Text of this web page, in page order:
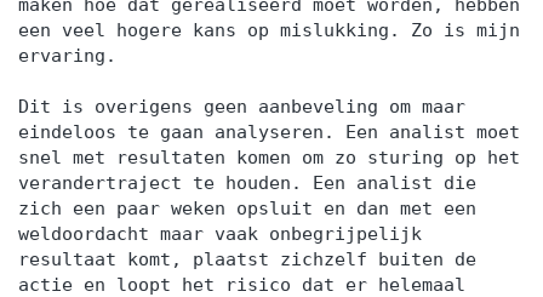
maken hoe dat gerealiseerd moet worden, hebben
een veel hogere kans op mislukking. Zo is mijn
ervaring.
Dit is overigens geen aanbeveling om maar
eindeloos te gaan analyseren. Een analist moet
snel met resultaten komen om zo sturing op het
verandertraject te houden. Een analist die
zich een paar weken opsluit en dan met een
weldoordacht maar vaak onbegrijpelijk
resultaat komt, plaatst zichzelf buiten de
actie en loopt het risico dat er helemaal